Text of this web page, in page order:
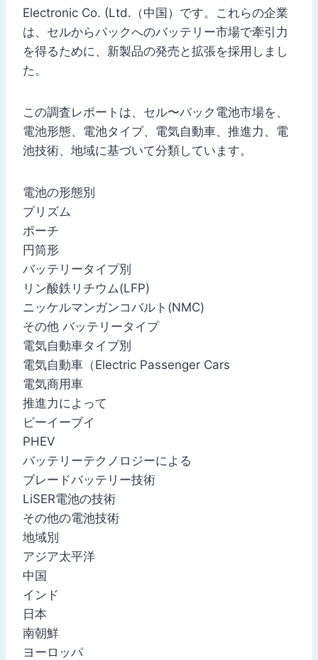
Electronic Co. (Ltd.（中国）です。これらの企業
は、セルからパックへのバッテリー市場で牽引力
を得るために、新製品の発売と拡張を採用しまし
た。
この調査レポートは、セル〜パック電池市場を、
電池形態、電池タイプ、電気自動車、推進力、電
池技術、地域に基づいて分類しています。
電池の形態別
プリズム
ポーチ
円筒形
バッテリータイプ別
リン酸鉄リチウム(LFP)
ニッケルマンガンコバルト(NMC)
その他 バッテリータイプ
電気自動車タイプ別
電気自動車（Electric Passenger Cars
電気商用車
推進力によって
ビーイーブイ
PHEV
バッテリーテクノロジーによる
ブレードバッテリー技術
LiSER電池の技術
その他の電池技術
地域別
アジア太平洋
中国
インド
日本
南朝鮮
ヨーロッパ